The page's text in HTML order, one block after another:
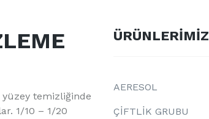
temizliğinde
1/10 – 1/20
ÜRÜNLERİMİZ
AERESOL
ÇİFTLİK GRUBU